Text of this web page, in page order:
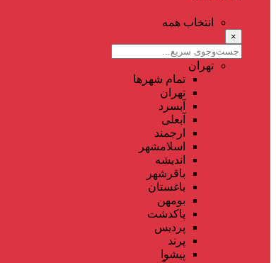
انتخاب همه
×
تهران
تمام شهر‌ها
تهران
آبسرد
آبعلی
ارجمند
اسلامشهر
اندیشه
باقرشهر
باغستان
بومهن
پاکدشت
پردیس
پرند
پیشوا